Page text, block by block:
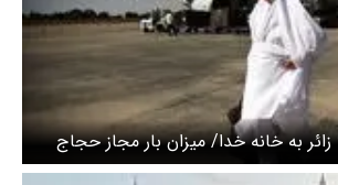
اعزام بیش از ۹۵۰۰ زائر به خانه خدا/ میزان بار مجاز حجاج